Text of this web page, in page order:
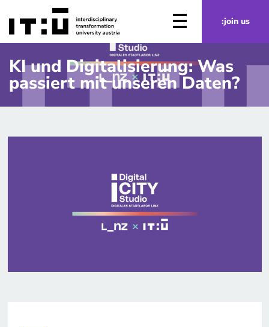
Zum Hauptinhalt springen
:join us
KI und Digitalisierung: Was
passiert mit unseren Daten?